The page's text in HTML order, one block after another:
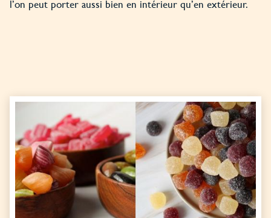
l’on peut porter aussi bien en intérieur qu’en extérieur.